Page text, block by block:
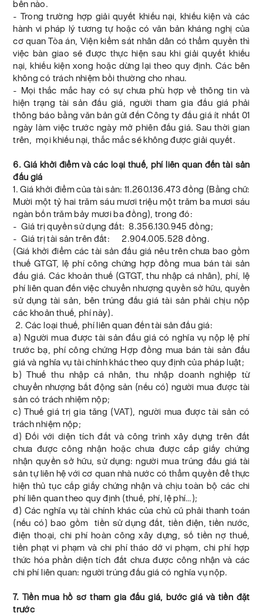
bên nào.
- Trong trường hợp giải quyết khiếu nại, khiếu kiện và các
hành vi pháp lý tương tự hoặc có văn bản kháng nghị của
cơ quan Tòa án, Viện kiểm sát nhân dân có thẩm quyền thì
việc bàn giao sẽ được thực hiện sau khi giải quyết khiếu
nại, khiếu kiện xong hoặc dừng lại theo quy định. Các bên
không có trách nhiệm bồi thường cho nhau.
- Mọi thắc mắc hay có sự chưa phù hợp về thông tin và
hiện trạng tài sản đấu giá, người tham gia đấu giá phải
thông báo bằng văn bản gửi đến Công ty đấu giá ít nhất 01
ngày làm việc trước ngày mở phiên đấu giá. Sau thời gian
trên, mọi khiếu nại, thắc mắc sẽ không được giải quyết.
6. Giá khởi điểm và các loại thuế, phí liên quan đến tài sản
đấu giá
1. Giá khởi điểm của tài sản: 11.260.136.473 đồng (Bằng chữ:
Mười một tỷ hai trăm sáu mươi triệu một trăm ba mươi sáu
ngàn bốn trăm bảy mươi ba đồng), trong đó:
- Giá trị quyền sử dụng đất: 8.356.130.945 đồng;
- Giá trị tài sản trên đất: 2.904.005.528 đồng.
(Giá khởi điểm các tài sản đấu giá nêu trên chưa bao gồm
thuế GTGT, lệ phí công chứng hợp đồng mua bán tài sản
đấu giá. Các khoản thuế (GTGT, thu nhập cá nhân), phí, lệ
phí liên quan đến việc chuyển nhượng quyền sở hữu, quyền
sử dụng tài sản, bên trúng đấu giá tài sản phải chịu nộp
các khoản thuế, phí này).
2. Các loại thuế, phí liên quan đến tài sản đấu giá:
a) Người mua được tài sản đấu giá có nghĩa vụ nộp lệ phí
trước bạ, phí công chứng Hợp đồng mua bán tài sản đấu
giá và nghĩa vụ tài chính khác theo quy định của pháp luật;
b) Thuế thu nhập cá nhân, thu nhập doanh nghiệp từ
chuyển nhượng bất động sản (nếu có) người mua được tài
sản có trách nhiệm nộp;
c) Thuế giá trị gia tăng (VAT), người mua được tài sản có
trách nhiệm nộp;
d) Đối với diện tích đất và công trình xây dựng trên đất
chưa được công nhận hoặc chưa được cấp giấy chứng
nhận quyền sở hữu, sử dụng: người mua trúng đấu giá tài
sản tự liên hệ với cơ quan nhà nước có thẩm quyền để thực
hiện thủ tục cấp giấy chứng nhận và chịu toàn bộ các chi
phí liên quan theo quy định (thuế, phí, lệ phí…);
đ) Các nghĩa vụ tài chính khác của chủ cũ phải thanh toán
(nếu có) bao gồm tiền sử dụng đất, tiền điện, tiền nước,
điện thoại, chi phí hoàn công xây dựng, số tiền nợ thuế,
tiền phạt vi phạm và chi phí tháo dỡ vi phạm, chi phí hợp
thức hóa phần diện tích đất chưa được công nhận và các
chi phí liên quan: người trúng đấu giá có nghĩa vụ nộp.
7. Tiền mua hồ sơ tham gia đấu giá, bước giá và tiền đặt
trước